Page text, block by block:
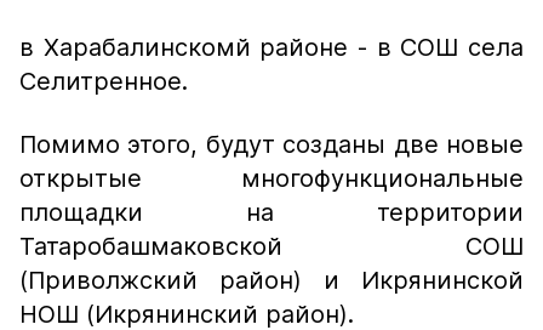
в Харабалинскомй районе - в СОШ села
Селитренное.
Помимо этого, будут созданы две новые
открытые многофункциональные
площадки на территории
Татаробашмаковской СОШ
(Приволжский район) и Икрянинской
НОШ (Икрянинский район).